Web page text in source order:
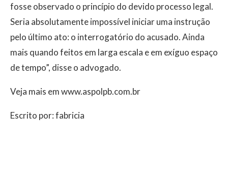
fosse observado o princípio do devido processo legal.
Seria absolutamente impossível iniciar uma instrução
pelo último ato: o interrogatório do acusado. Ainda
mais quando feitos em larga escala e em exíguo espaço
de tempo”, disse o advogado.
Veja mais em www.aspolpb.com.br
Escrito por: fabricia